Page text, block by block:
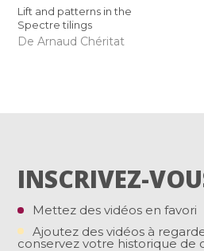
Lift and patterns in the
Spectre tilings
De Arnaud Chéritat
INSCRIVEZ-
Mettez des vidéos en favori
Ajoutez des vidéos à
conservez votre historique de